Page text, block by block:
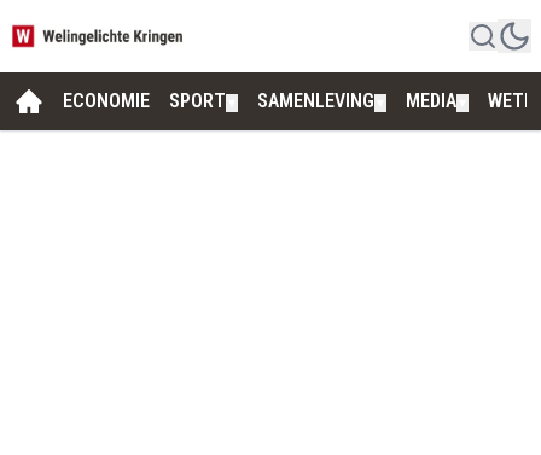
ECONOMIE SPORT SAMENLEVING MEDIA